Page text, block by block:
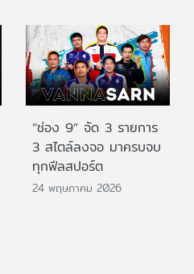
“ช่อง 9” จัด 3 รายการ
3 สไตล์ลงจอ มาครบจบ
ทุกฟีลสปอร์ต
24 พฤษภาคม 2026